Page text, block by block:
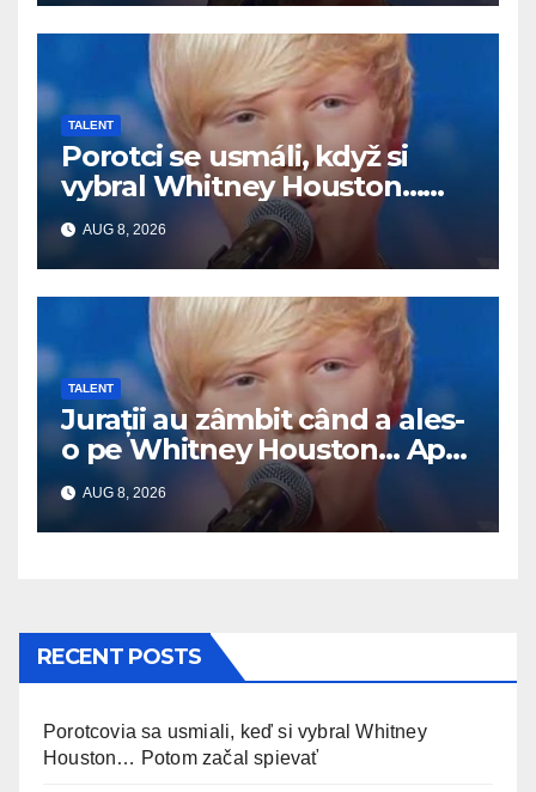
TALENT
Porotci se usmáli, když si
vybral Whitney Houston…
Pak začal zpívat
AUG 8, 2026
TALENT
Jurații au zâmbit când a ales-
o pe Whitney Houston… Apoi
a început să cânte
AUG 8, 2026
RECENT POSTS
Porotcovia sa usmiali, keď si vybral Whitney
Houston… Potom začal spievať